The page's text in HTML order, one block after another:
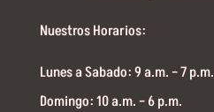
Nuestros Horarios:
Lunes a Sabado: 9 a.m. – 7 p.m.
Domingo: 10 a.m. – 6 p.m.